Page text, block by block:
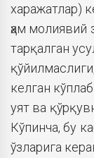
харажатлар)
ҳам молиявий
тарқалган
келган
уят ва
Кўпинча, бу
ўзларига